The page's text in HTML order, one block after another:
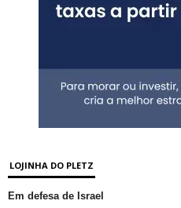
LOJINHA DO PLETZ
Em defesa de Israel